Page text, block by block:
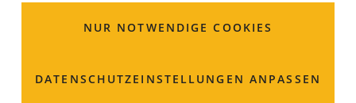
NUR NOTWENDIGE COOKIES
DATENSCHUTZ­EINSTELLUNGEN ANPASSEN